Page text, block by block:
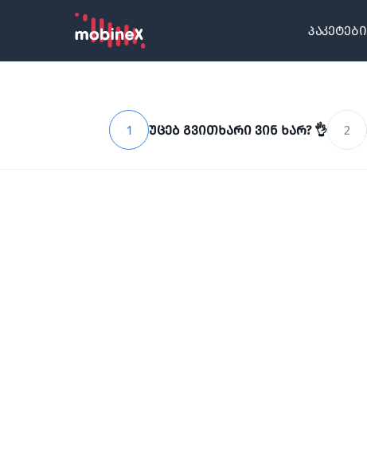
პაკეტები
1 უცებ გვითხარი ვინ ხარ? 👌 2